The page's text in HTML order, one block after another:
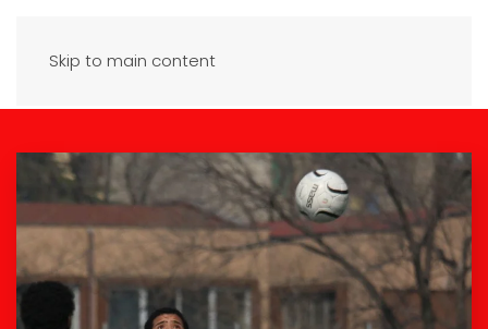
Skip to main content